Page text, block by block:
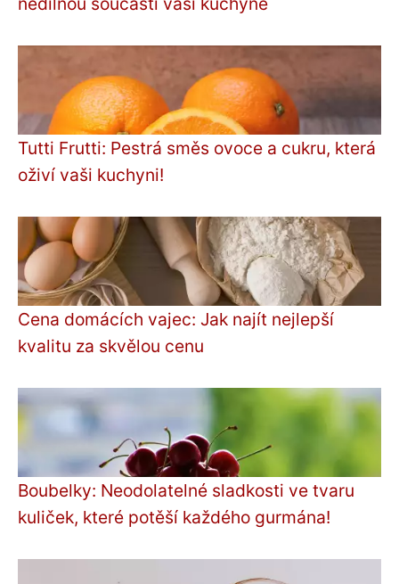
Tutti Frutti: Pestrá směs ovoce a cukru, která
oživí vaši kuchyni!
Cena domácích vajec: Jak najít nejlepší
kvalitu za skvělou cenu
Boubelky: Neodolatelné sladkosti ve tvaru
kuliček, které potěší každého gurmána!